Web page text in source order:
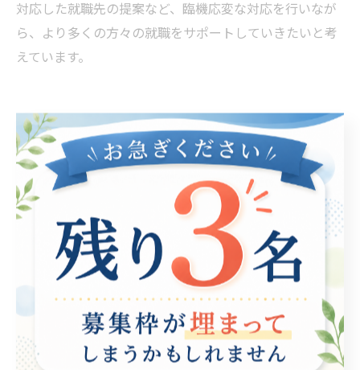
対応した就職先の提案など、臨機応変な対応を行いなが
ら、より多くの方々の就職をサポートしていきたいと考
えています。
就職活動に必須のスキル
就職活動において、必ず必要なのがスキルです。特に就
労支援業界においては、求職者に最適な職場を探すため
に、さまざまなスキルが求められます。まず第一に必要
なのがコミュニケーションスキルです。求職者との面談
や企業との調整など、人とのかかわりが多い仕事となり
ますので、円滑なコミュニケーションが求められます。
また、問題解決能力や分析力が必要です。求職者の悩み
や状況に合わせた最適な転職支援を提供するために、根
拠に基づいた具体的なアドバイスが求められます。さら